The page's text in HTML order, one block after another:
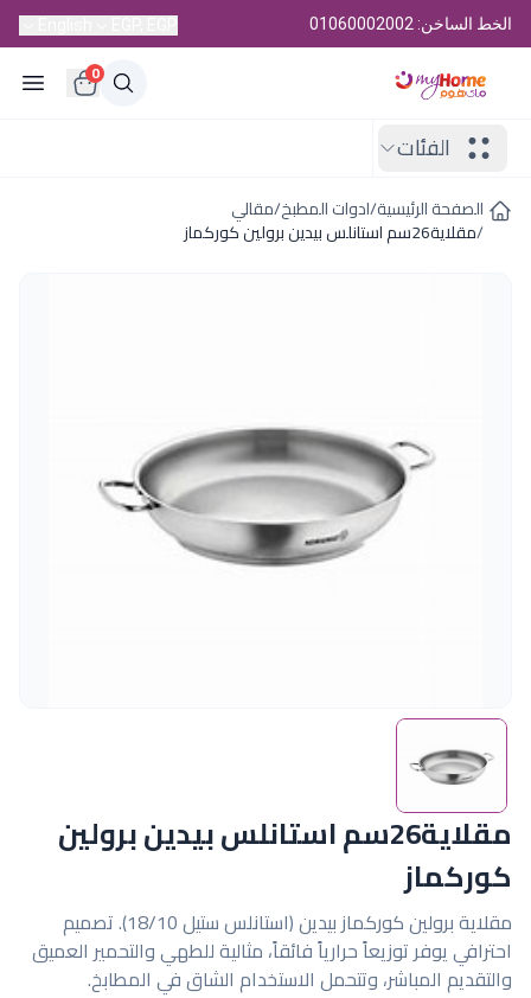
الخط الساخن: 01060002002
0
الفئات
الصفحة الرئيسية/ادوات المطبخ/مقالي
/مقلاية26سم استانلس بيدين برولين كوركماز
مقلاية26سم استانلس بيدين برولين
كوركماز
مقلاية برولين كوركماز بيدين (استانلس ستيل 18/10). تصميم
احترافي يوفر توزيعاً حرارياً فائقاً، مثالية للطهي والتحمير العميق
والتقديم المباشر، وتتحمل الاستخدام الشاق في المطابخ.